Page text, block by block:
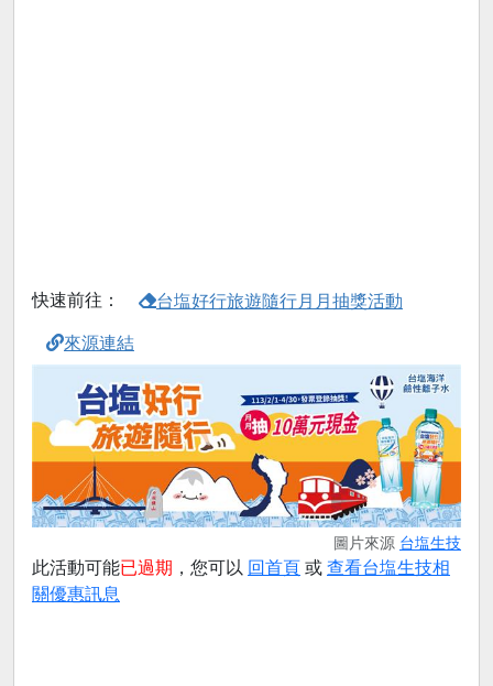
快速前往： 台塩好行旅遊隨行月月抽獎活動
來源連結
圖片來源 台塩生技
此活動可能已過期 ，您可以 回首頁 或 查看台塩生技相
關優惠訊息